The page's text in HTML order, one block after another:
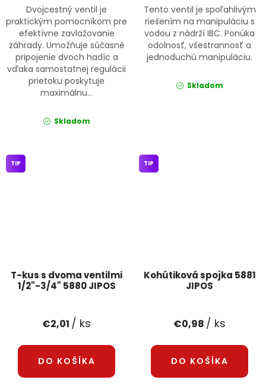
Dvojcestný ventil je
praktickým pomocníkom pre
efektívne zavlažovanie
záhrady. Umožňuje súčasné
pripojenie dvoch hadíc a
vďaka samostatnej regulácii
prietoku poskytuje
maximálnu...
Skladom
Tento ventil je spoľahlivým
riešením na manipuláciu s
vodou z nádrží IBC. Ponúka
odolnosť, všestrannosť a
jednoduchú manipuláciu.
Skladom
T-kus s dvoma ventilmi
1/2"-3/4" 5880 JIPOS
TIP
€2,01 / ks
DO KOŠÍKA
Kohútiková spojka 5881
JIPOS
TIP
€0,98 / ks
DO KOŠÍKA